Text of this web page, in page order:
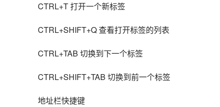
CTRL+T 打开一个新标签
CTRL+SHIFT+Q 查看打开标签的列表
CTRL+TAB 切换到下一个标签
CTRL+SHIFT+TAB 切换到前一个标签
地址栏快捷键